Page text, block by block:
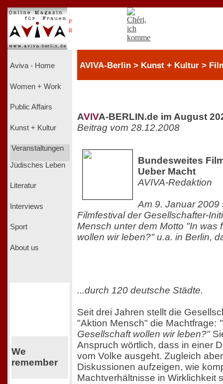
P
R
Aviva - Home
Women + Work
Public Affairs
Kunst + Kultur
Veranstaltungen
Jüdisches Leben
Literatur
Interviews
Sport
About us
We
remember
AVIVA-Berlin > Kunst + Kultur >
AVIVA-BERLIN.de im August
Beitrag vom 28.12.2008
Bundesweites
Ueber Macht
AVIVA-Redaktion
Am 9. Januar 2009
Filmfestival der Gesellschafter-
Mensch unter dem Motto "In was
wollen wir leben?" u.a. in Berlin,
...durch 120 deutsche Städte.
Seit drei Jahren stellt die
"Aktion Mensch" die Machtfrage:
Gesellschaft wollen wir leben?"
Anspruch wörtlich, dass in einer
vom Volke ausgeht. Zugleich
Diskussionen aufzeigen, wie
Machtverhältnisse in Wirklichkeit